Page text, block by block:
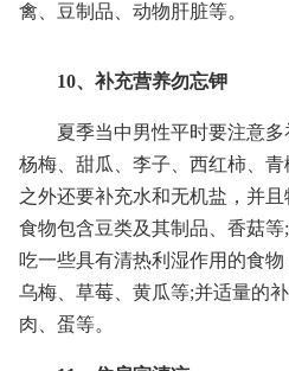
禽、豆制品、动物肝脏等。
10、补充营养勿忘钾
夏季当中男性平时要注意
杨梅、甜瓜、李子、西红柿、
之外还要补充水和无机盐，并
食物包含豆类及其制品、香菇
吃一些具有清热利湿作用的食物
乌梅、草莓、黄瓜等;并适量的
肉、蛋等。